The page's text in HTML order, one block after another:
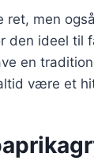
ret, men
den ideel til
en
være et